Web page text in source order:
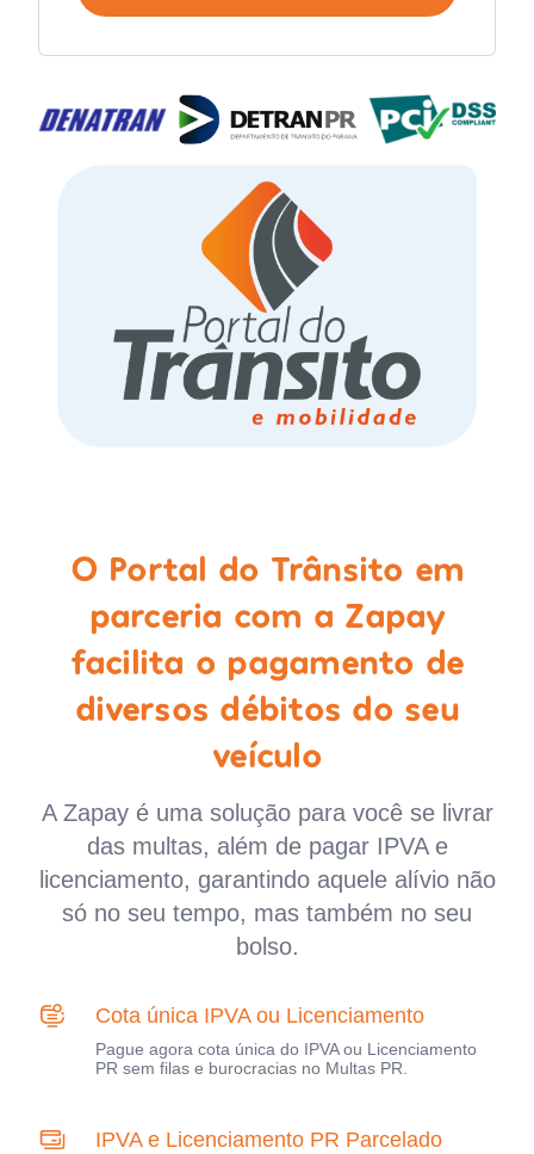
O Portal do Trânsito em
parceria com a Zapay
facilita o pagamento de
diversos débitos do seu
veículo
A Zapay é uma solução para você se livrar
das multas, além de pagar IPVA e
licenciamento, garantindo aquele alívio não
só no seu tempo, mas também no seu
bolso.
Cota única IPVA ou Licenciamento
Pague agora cota única do IPVA ou Licenciamento
PR sem filas e burocracias no Multas PR.
IPVA e Licenciamento PR Parcelado